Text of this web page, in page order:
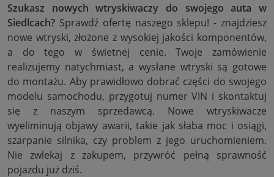
Szukasz nowych wtryskiwaczy do swojego auta w
Siedlcach? Sprawdź ofertę naszego sklepu! - znajdziesz
nowe wtryski, złożone z wysokiej jakości komponentów,
a do tego w świetnej cenie. Twoje zamówienie
realizujemy natychmiast, a wysłane wtryski są gotowe
do montażu. Aby prawidłowo dobrać części do swojego
modelu samochodu, przygotuj numer VIN i skontaktuj
się z naszym sprzedawcą. Nowe wtryskiwacze
wyeliminują objawy awarii, takie jak słaba moc i osiągi,
szarpanie silnika, czy problem z jego uruchomieniem.
Nie zwlekaj z zakupem, przywróć pełną sprawność
pojazdu już dziś.